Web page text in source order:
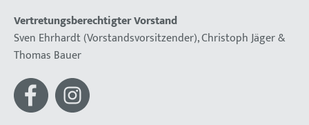
Vertretungsberechtigter Vorstand
Sven Ehrhardt (Vorstandsvorsitzender), Christoph Jäger &
Thomas Bauer